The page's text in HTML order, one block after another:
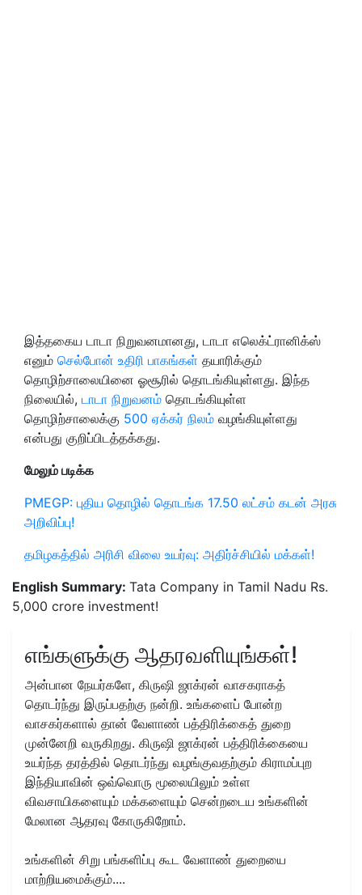
இத்தகைய டாடா நிறுவனமானது, டாடா எலெக்ட்ரானிக்ஸ்
எனும் செல்போன் உதிரி பாகங்கள் தயாரிக்கும்
தொழிற்சாலையினை ஓசூரில் தொடங்கியுள்ளது. இந்த
நிலையில், டாடா நிறுவனம் தொடங்கியுள்ள
தொழிற்சாலைக்கு 500 ஏக்கர் நிலம் வழங்கியுள்ளது
என்பது குறிப்பிடத்தக்கது.
மேலும் படிக்க
PMEGP: புதிய தொழில் தொடங்க 17.50 லட்சம் கடன் அரசு
அறிவிப்பு!
தமிழகத்தில் அரிசி விலை உயர்வு: அதிர்ச்சியில் மக்கள்!
English Summary: Tata Company in Tamil Nadu Rs.
5,000 crore investment!
எங்களுக்கு ஆதரவளியுங்கள்!
அன்பான நேயர்களே, கிருஷி ஜாக்ரன் வாசகராகத்
தொடர்ந்து இருப்பதற்கு நன்றி. உங்களைப் போன்ற
வாசகர்களால் தான் வேளாண் பத்திரிக்கைத் துறை
முன்னேறி வருகிறது. கிருஷி ஜாக்ரன் பத்திரிக்கையை
உயர்ந்த தரத்தில் தொடர்ந்து வழங்குவதற்கும் கிராமப்புற
இந்தியாவின் ஒவ்வொரு மூலையிலும் உள்ள
விவசாயிகளையும் மக்களையும் சென்றடைய உங்களின்
மேலான ஆதரவு கோருகிறோம்.
உங்களின் சிறு பங்களிப்பு கூட வேளாண் துறையை
மாற்றியமைக்கும்....